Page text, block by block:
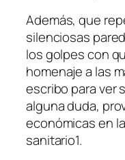
Además, que
silenciosas
los golpes con
homenaje a las
escribo para ver
alguna duda,
económicas en
sanitario1.